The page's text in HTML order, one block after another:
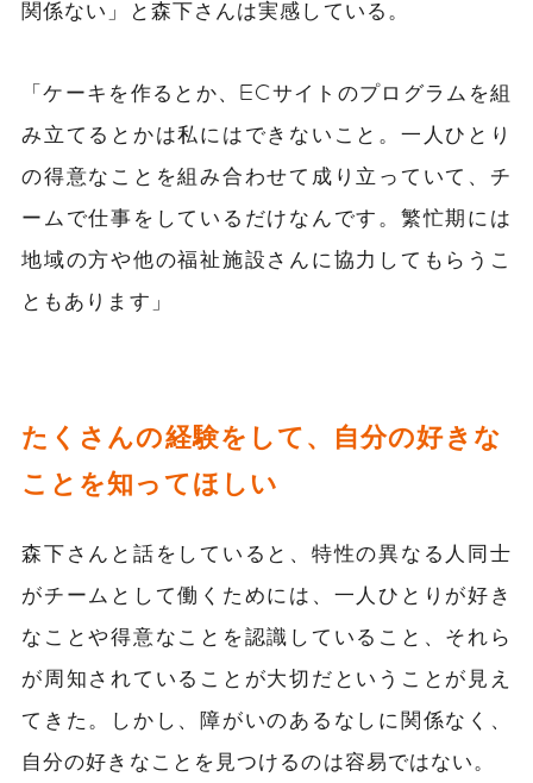
関係ない」と森下さんは実感している。
「ケーキを作るとか、ECサイトのプログラムを組
み立てるとかは私にはできないこと。一人ひとり
の得意なことを組み合わせて成り立っていて、チ
ームで仕事をしているだけなんです。繁忙期には
地域の方や他の福祉施設さんに協力してもらうこ
ともあります」
たくさんの経験をして、自分の好きな
ことを知ってほしい
森下さんと話をしていると、特性の異なる人同士
がチームとして働くためには、一人ひとりが好き
なことや得意なことを認識していること、それら
が周知されていることが大切だということが見え
てきた。しかし、障がいのあるなしに関係なく、
自分の好きなことを見つけるのは容易ではない。